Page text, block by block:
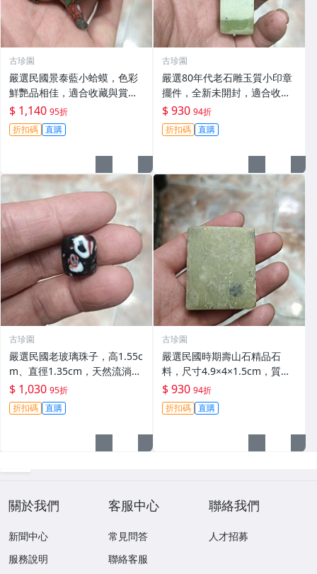
古珍園
嚴選民國景泰藍小蛤蟆，色彩
鮮艷品相佳，適合收藏與賞玩
紅珊瑚 青花瓷 老器物
$ 1,140 95折
折扣碼 直購
古珍園
嚴選80年代老石雕玉質小印章
擺件，全新未開封，適合收藏
與贈送 80年代 石雕 印章擺件
$ 930 94折
折扣碼 直購
古珍園
嚴選民國老玻璃珠子，高1.55c
m、直徑1.35cm，天然流淌花
紋搭配珍珠魚，獨特設計超適
合收藏或贈送。 黑色玻璃珠 珠
寶 吊墜
$ 1,030 95折
折扣碼 直購
古珍園
嚴選民國時期壽山石精品石
料，尺寸4.9×4×1.5cm，質地
柔韌雕琢順手。適合文玩收藏
或創作。 壽山石 石頭 文玩
$ 930 94折
折扣碼 直購
關於我們
新聞中心
服務說明
客服中心
常見問答
聯絡客服
聯絡我們
人才招募